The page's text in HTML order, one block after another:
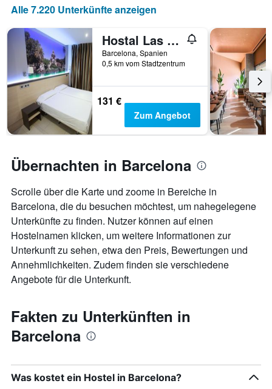
Alle 7.220 Unterkünfte anzeigen
Hostal Las Flores
Barcelona, Spanien
0,5 km vom Stadtzentrum
131 €
Zum Angebot
Übernachten in Barcelona
Scrolle über die Karte und zoome in Bereiche in
Barcelona, die du besuchen möchtest, um nahegelegene
Unterkünfte zu finden. Nutzer können auf einen
Hostelnamen klicken, um weitere Informationen zur
Unterkunft zu sehen, etwa den Preis, Bewertungen und
Annehmlichkeiten. Zudem finden sie verschiedene
Angebote für die Unterkunft.
Fakten zu Unterkünften in
Barcelona
Was kostet ein Hostel in Barcelona?